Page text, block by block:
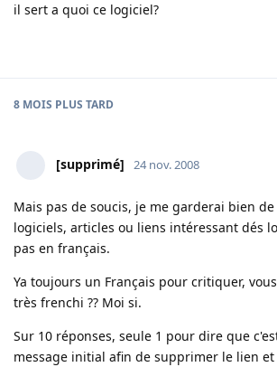
il sert a quoi ce logiciel?
8 MOIS PLUS TARD
[supprimé] 24 nov. 2008
Mais pas de soucis, je me garderai bien
logiciels, articles ou liens intéressant dés
pas en français.
Ya toujours un Français pour critiquer,
très frenchi ?? Moi si.
Sur 10 réponses, seule 1 pour dire que
message initial afin de supprimer le lien et